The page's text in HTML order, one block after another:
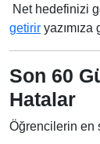
Net hedefinizi
getirir
Son 60
Hatalar
Öğrencilerin en